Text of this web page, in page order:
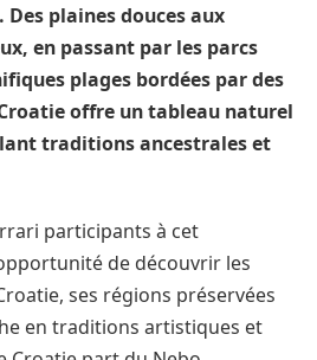
plaines douces aux
en passant par les parcs
plages bordées par des
offre un tableau naturel
traditions ancestrales et
participants à cet
de découvrir les
ses régions préservées
en traditions artistiques et